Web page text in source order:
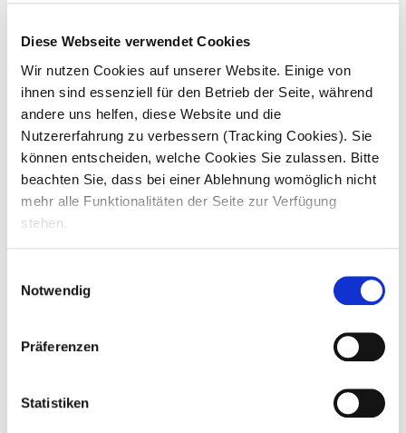
Diese Webseite verwendet Cookies
Wir nutzen Cookies auf unserer Website. Einige von
ihnen sind essenziell für den Betrieb der Seite, während
andere uns helfen, diese Website und die
Nutzererfahrung zu verbessern (Tracking Cookies). Sie
können entscheiden, welche Cookies Sie zulassen. Bitte
beachten Sie, dass bei einer Ablehnung womöglich nicht
mehr alle Funktionalitäten der Seite zur Verfügung
stehen.
Notwendig
Präferenzen
Statistiken
So arbeitest du. Deine Aufgaben.
Du unterstützt beigrundpflegerischen und
behandlungspflegerischen Tätigkeiten
Dein Job ist verantwortungsvoll! Du
Dokumentation nach Vorgaben
Kontrolle der Einhaltung von
und bringst dich ein